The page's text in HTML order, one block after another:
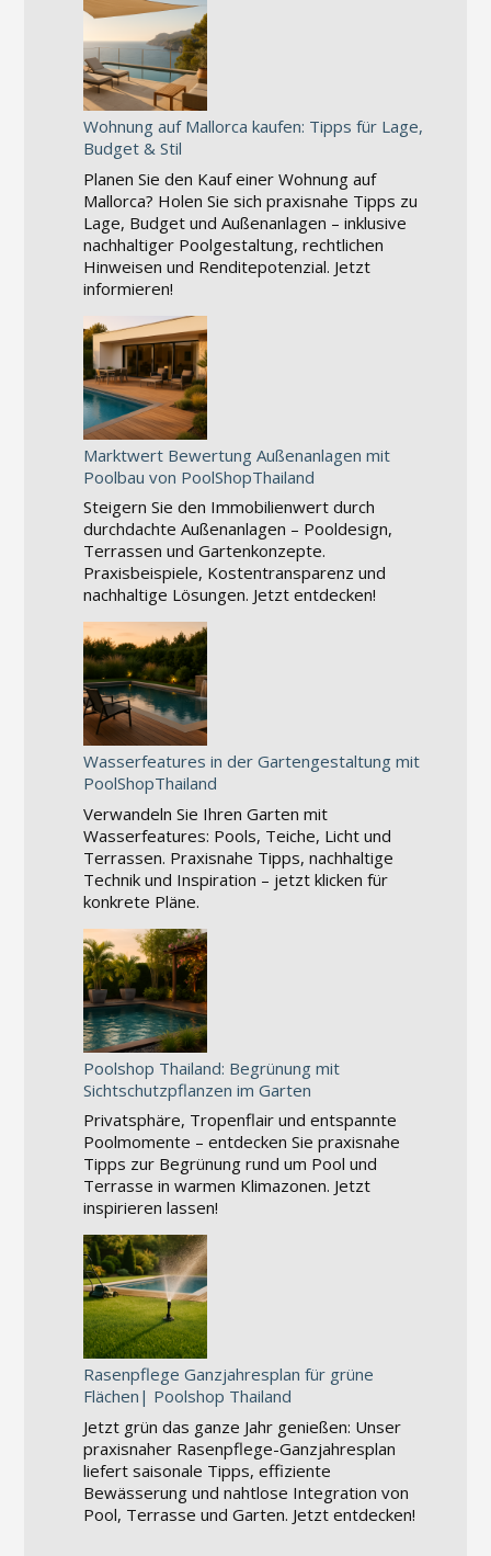
Wohnung auf Mallorca kaufen: Tipps für Lage,
Budget & Stil
Planen Sie den Kauf einer Wohnung auf
Mallorca? Holen Sie sich praxisnahe Tipps zu
Lage, Budget und Außenanlagen – inklusive
nachhaltiger Poolgestaltung, rechtlichen
Hinweisen und Renditepotenzial. Jetzt
informieren!
Marktwert Bewertung Außenanlagen mit
Poolbau von PoolShopThailand
Steigern Sie den Immobilienwert durch
durchdachte Außenanlagen – Pooldesign,
Terrassen und Gartenkonzepte.
Praxisbeispiele, Kostentransparenz und
nachhaltige Lösungen. Jetzt entdecken!
Wasserfeatures in der Gartengestaltung mit
PoolShopThailand
Verwandeln Sie Ihren Garten mit
Wasserfeatures: Pools, Teiche, Licht und
Terrassen. Praxisnahe Tipps, nachhaltige
Technik und Inspiration – jetzt klicken für
konkrete Pläne.
Poolshop Thailand: Begrünung mit
Sichtschutzpflanzen im Garten
Privatsphäre, Tropenflair und entspannte
Poolmomente – entdecken Sie praxisnahe
Tipps zur Begrünung rund um Pool und
Terrasse in warmen Klimazonen. Jetzt
inspirieren lassen!
Rasenpflege Ganzjahresplan für grüne
Flächen| Poolshop Thailand
Jetzt grün das ganze Jahr genießen: Unser
praxisnaher Rasenpflege-Ganzjahresplan
liefert saisonale Tipps, effiziente
Bewässerung und nahtlose Integration von
Pool, Terrasse und Garten. Jetzt entdecken!